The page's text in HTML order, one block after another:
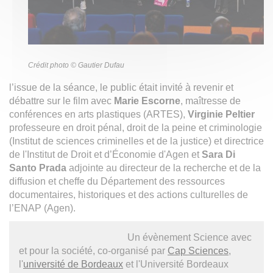
Crédit photo © Gautier Dufau
l’issue de la séance, le public était invité à revenir et
débattre sur le film avec Marie Escorne, maîtresse de
conférences en arts plastiques (ARTES), Virginie Peltier
professeure en droit pénal, droit de la peine et criminologie
(Institut de sciences criminelles et de la justice) et directrice
de l'Institut de Droit et d’Économie d'Agen et Sara Di
Santo Prada adjointe au directeur de la recherche et de la
diffusion et cheffe du Département des ressources
documentaires, historiques et des actions culturelles de
l’ENAP (Agen).
Un évènement Science avec
et pour la société, co-organisé par Cap Sciences,
l'université de Bordeaux et l'Université Bordeaux